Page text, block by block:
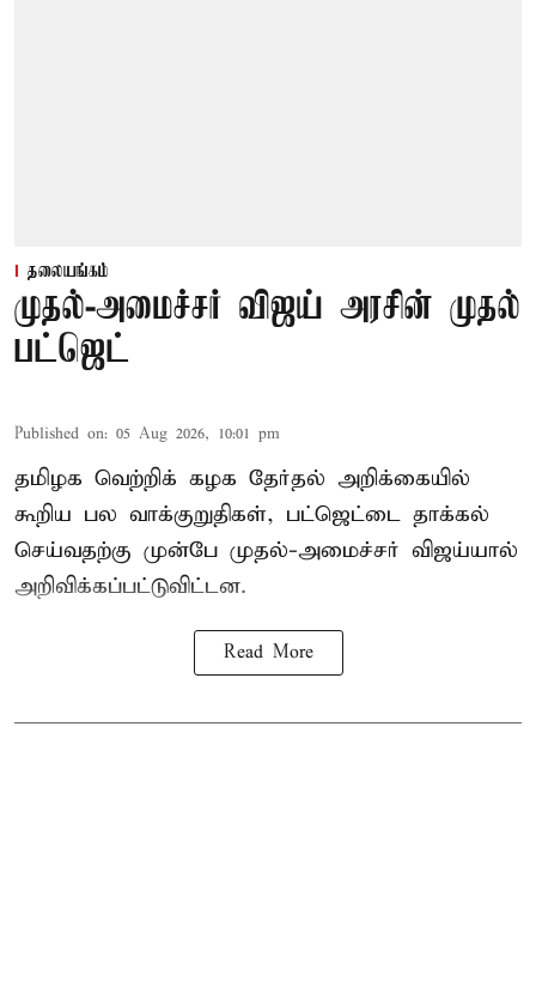
தலையங்கம்
முதல்-அமைச்சர் விஜய் அரசின் முதல்
பட்ஜெட்
Published on: 05 Aug 2026, 10:01 pm
தமிழக வெற்றிக் கழக தேர்தல் அறிக்கையில்
கூறிய பல வாக்குறுதிகள், பட்ஜெட்டை தாக்கல்
செய்வதற்கு முன்பே முதல்-அமைச்சர் விஜய்யால்
அறிவிக்கப்பட்டுவிட்டன.
Read More